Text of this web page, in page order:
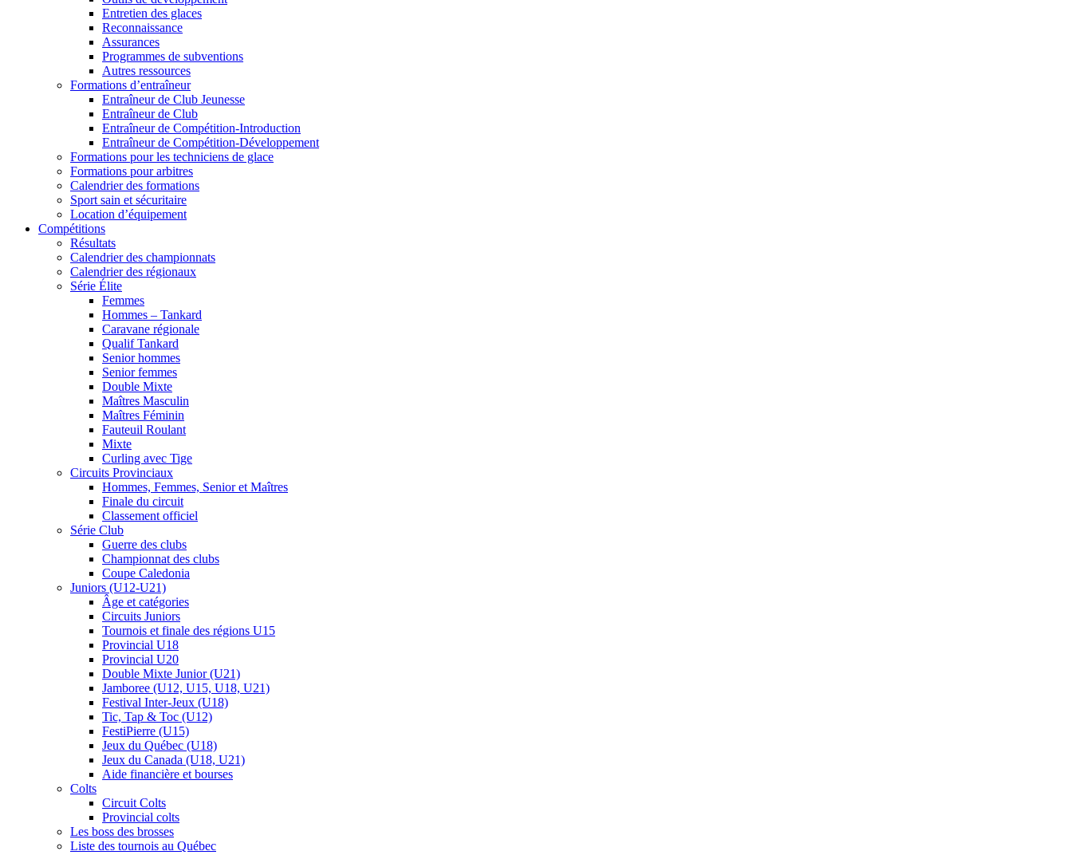
Entretien des glaces
Reconnaissance
Assurances
Programmes de subventions
Autres ressources
Formations d’entraîneur
Entraîneur de Club Jeunesse
Entraîneur de Club
Entraîneur de Compétition-Introduction
Entraîneur de Compétition-Développement
Formations pour les techniciens de glace
Formations pour arbitres
Calendrier des formations
Sport sain et sécuritaire
Location d’équipement
Compétitions
Résultats
Calendrier des championnats
Calendrier des régionaux
Série Élite
Femmes
Hommes – Tankard
Caravane régionale
Qualif Tankard
Senior hommes
Senior femmes
Double Mixte
Maîtres Masculin
Maîtres Féminin
Fauteuil Roulant
Mixte
Curling avec Tige
Circuits Provinciaux
Hommes, Femmes, Senior et Maîtres
Finale du circuit
Classement officiel
Série Club
Guerre des clubs
Championnat des clubs
Coupe Caledonia
Juniors (U12-U21)
Âge et catégories
Circuits Juniors
Tournois et finale des régions U15
Provincial U18
Provincial U20
Double Mixte Junior (U21)
Jamboree (U12, U15, U18, U21)
Festival Inter-Jeux (U18)
Tic, Tap & Toc (U12)
FestiPierre (U15)
Jeux du Québec (U18)
Jeux du Canada (U18, U21)
Aide financière et bourses
Colts
Circuit Colts
Provincial colts
Les boss des brosses
Liste des tournois au Québec